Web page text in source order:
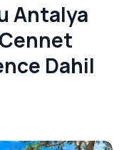
Antalya
Dahil